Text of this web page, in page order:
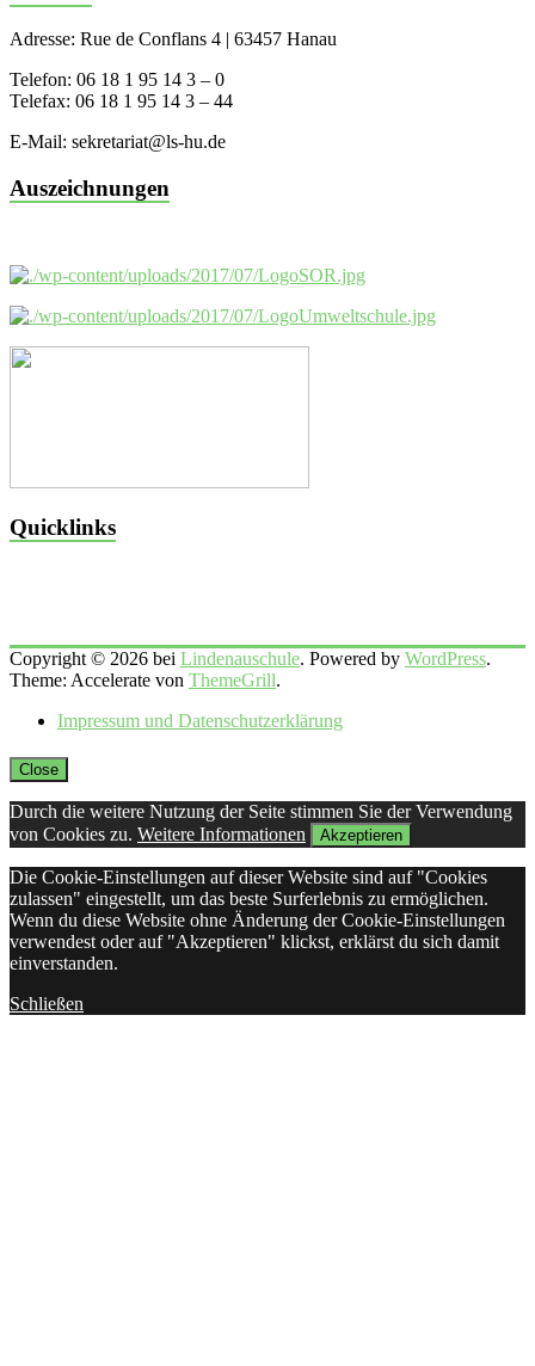
Adresse: Rue de Conflans 4 | 63457 Hanau
Telefon: 06 18 1 95 14 3 – 0
Telefax: 06 18 1 95 14 3 – 44
E-Mail: sekretariat@ls-hu.de
Auszeichnungen
Quicklinks
Copyright © 2026 bei Lindenauschule. Powered by WordPress.
Theme: Accelerate von ThemeGrill.
Impressum und Datenschutzerklärung
Close
Durch die weitere Nutzung der Seite stimmen Sie der Verwendung
von Cookies zu. Weitere Informationen Akzeptieren
Die Cookie-Einstellungen auf dieser Website sind auf "Cookies
zulassen" eingestellt, um das beste Surferlebnis zu ermöglichen.
Wenn du diese Website ohne Änderung der Cookie-Einstellungen
verwendest oder auf "Akzeptieren" klickst, erklärst du sich damit
einverstanden.
Schließen